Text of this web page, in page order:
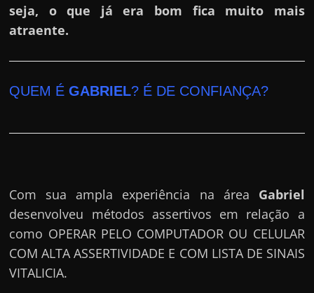
seja, o que já era bom fica muito mais
atraente.
QUEM ÉGABRIEL? É DE CONFIANÇA?
Com sua ampla experiência na área Gabriel
desenvolveu métodos assertivos em relação a
como OPERAR PELO COMPUTADOR OU CELULAR
COM ALTA ASSERTIVIDADE E COM LISTA DE SINAIS
VITALICIA.